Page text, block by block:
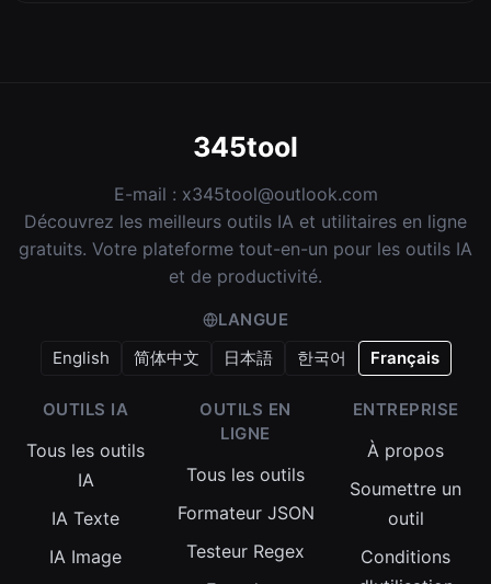
345tool
E-mail : x345tool@outlook.com
Découvrez les meilleurs outils IA et utilitaires en ligne
gratuits. Votre plateforme tout-en-un pour les outils IA
et de productivité.
LANGUE
English
简体中文 日本語 한국어 Français
OUTILS IA
Tous les outils
IA
IA Texte
IA Image
OUTILS EN
LIGNE
Tous les outils
Formateur JSON
Testeur Regex
ENTREPRISE
À propos
Soumettre un
outil
Conditions